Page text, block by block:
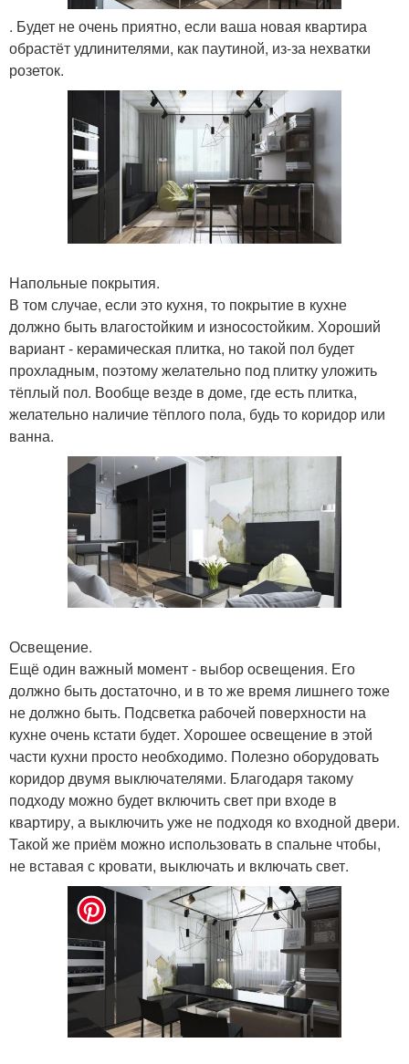
. Будет не очень приятно, если ваша новая квартира
обрастёт удлинителями, как паутиной, из-за нехватки
розеток.
Напольные покрытия.
В том случае, если это кухня, то покрытие в кухне
должно быть влагостойким и износостойким. Хороший
вариант - керамическая плитка, но такой пол будет
прохладным, поэтому желательно под плитку уложить
тёплый пол. Вообще везде в доме, где есть плитка,
желательно наличие тёплого пола, будь то коридор или
ванна.
Освещение.
Ещё один важный момент - выбор освещения. Его
должно быть достаточно, и в то же время лишнего тоже
не должно быть. Подсветка рабочей поверхности на
кухне очень кстати будет. Хорошее освещение в этой
части кухни просто необходимо. Полезно оборудовать
коридор двумя выключателями. Благодаря такому
подходу можно будет включить свет при входе в
квартиру, а выключить уже не подходя ко входной двери.
Такой же приём можно использовать в спальне чтобы,
не вставая с кровати, выключать и включать свет.